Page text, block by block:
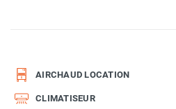
AIRCHAUD LOCATION
CLIMATISEUR